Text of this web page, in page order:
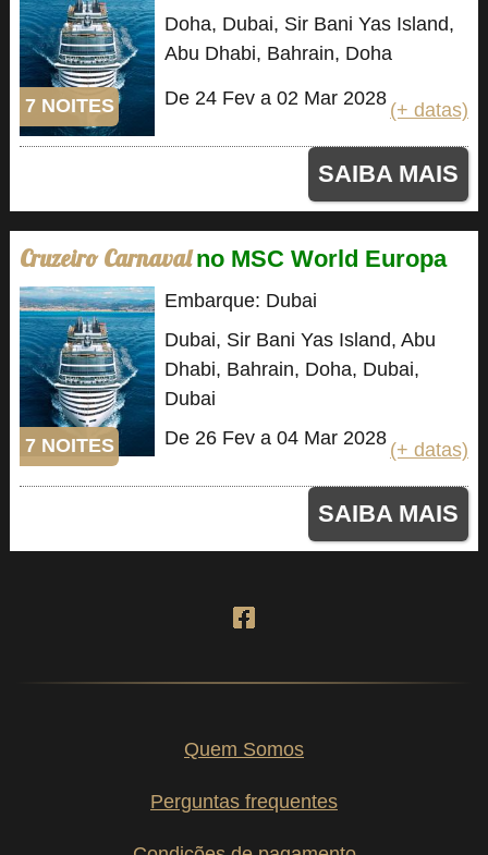
7 NOITES
Doha, Dubai, Sir Bani Yas Island,
Abu Dhabi, Bahrain, Doha
De 24 Fev a 02 Mar 2028
(+ datas)
SAIBA MAIS
Cruzeiro Carnaval no MSC World Europa
7 NOITES
Embarque: Dubai
Dubai, Sir Bani Yas Island, Abu
Dhabi, Bahrain, Doha, Dubai,
Dubai
De 26 Fev a 04 Mar 2028
(+ datas)
SAIBA MAIS
Quem Somos
Perguntas frequentes